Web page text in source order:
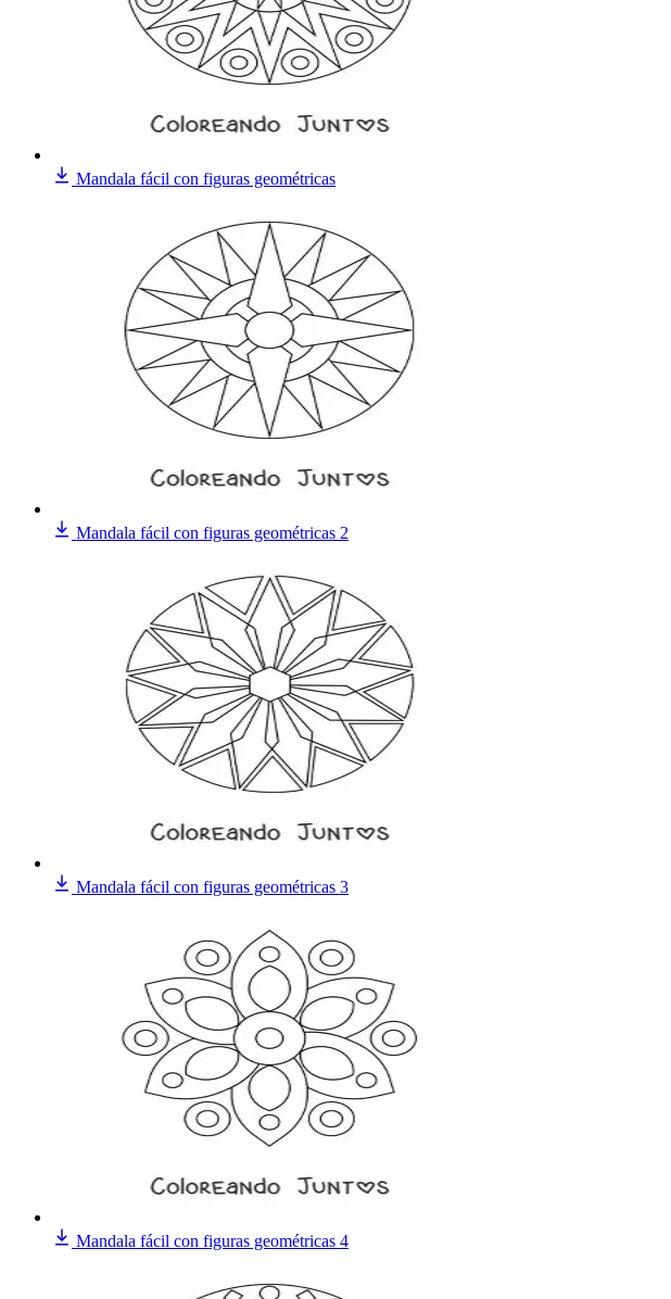
Mandala fácil con figuras geométricas
Mandala fácil con figuras geométricas 2
Mandala fácil con figuras geométricas 3
Mandala fácil con figuras geométricas 4